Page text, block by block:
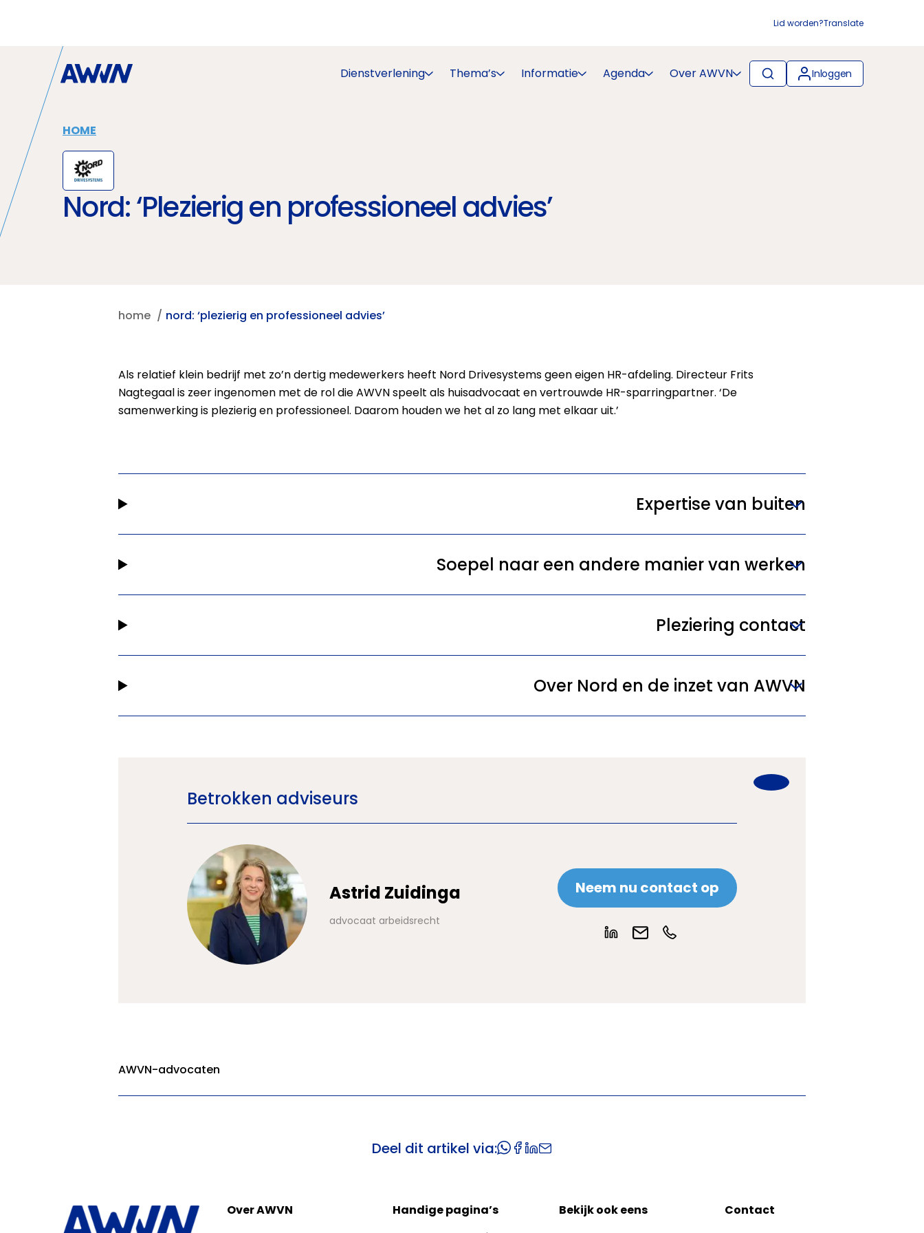
Lid worden?Translate
Dienstverlening Thema’s Informatie Agenda Over AWVN Inloggen
HOME
Nord: ‘Plezierig en professioneel advies’
home nord: ‘plezierig en professioneel advies’
Als relatief klein bedrijf met zo’n dertig medewerkers heeft Nord Drivesystems geen eigen HR-afdeling. Directeur Frits
Nagtegaal is zeer ingenomen met de rol die AWVN speelt als huisadvocaat en vertrouwde HR-sparringpartner. ‘De
samenwerking is plezierig en professioneel. Daarom houden we het al zo lang met elkaar uit.’
Expertise van buiten
Soepel naar een andere manier van werken
Pleziering contact
Over Nord en de inzet van AWVN
Betrokken adviseurs
Astrid Zuidinga
advocaat arbeidsrecht
Neem nu contact op
AWVN-advocaten
Deel dit artikel via:
Over AWVN Handige pagina’s Bekijk ook eens Contact